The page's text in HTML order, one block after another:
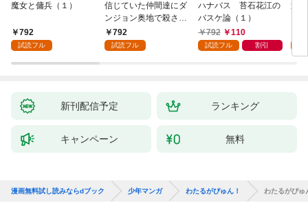
魔女と傭兵（１）
792
試読フル
信じていた仲間達にダ
ンジョン奥地で殺され
かけたがギフト『無限
ガチャ』でレベル９９
（１）
792
試読フル
ハナバス 苔石花江の
バスケ論（１）
792
110
試読フル 割引
追
強
～
新刊配信予定 ランキング
キャンペーン 無料
漫画無料試し読みならdブック 少年マンガ わたるがぴゅん！ わたるがぴゅ